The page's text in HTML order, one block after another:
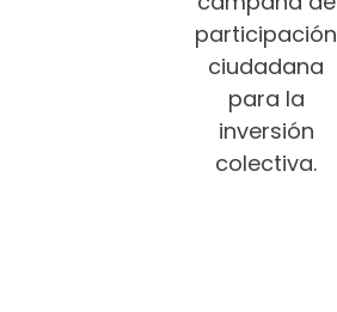
participación
ciudadana
para la
inversión
colectiva.